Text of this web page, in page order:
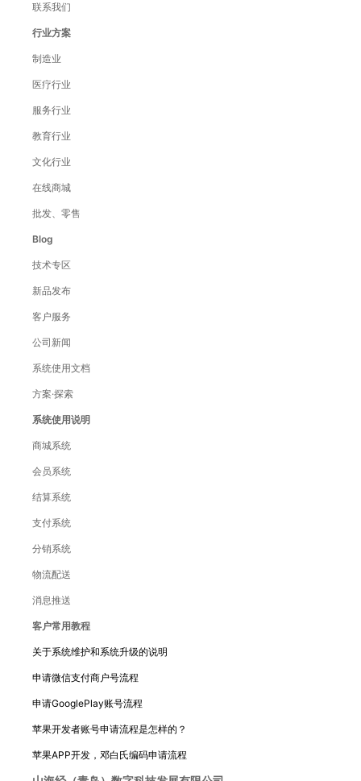
联系我们
行业方案
制造业
医疗行业
服务行业
教育行业
文化行业
在线商城
批发、零售
Blog
技术专区
新品发布
客户服务
公司新闻
系统使用文档
方案·探索
系统使用说明
商城系统
会员系统
结算系统
支付系统
分销系统
物流配送
消息推送
客户常用教程
关于系统维护和系统升级的说明
申请微信支付商户号流程
申请GooglePlay账号流程
苹果开发者账号申请流程是怎样的？
苹果APP开发，邓白氏编码申请流程